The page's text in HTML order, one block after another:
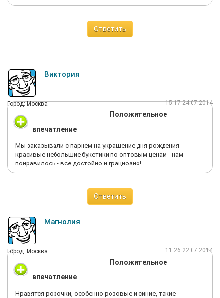
Ответить
Виктория
Город: Москва 15:17 24.07.2014
Положительное
впечатление
Мы заказывали с парнем на украшение дня рождения -
красивые небольшие букетики по оптовым ценам - нам
понравилось - все достойно и грациозно!
Ответить
Магнолия
Город: Москва 11:26 22.07.2014
Положительное
впечатление
Нравятся розочки, особенно розовые и синие, такие